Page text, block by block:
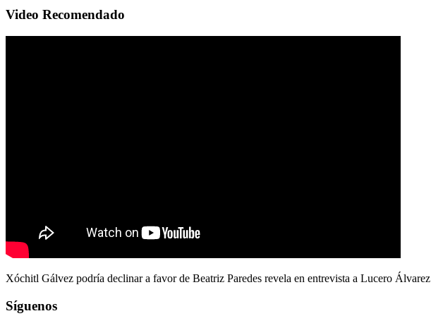
Video Recomendado
Xóchitl Gálvez podría declinar a favor de Beatriz Paredes revela en entrevista a Lucero Álvarez
Síguenos